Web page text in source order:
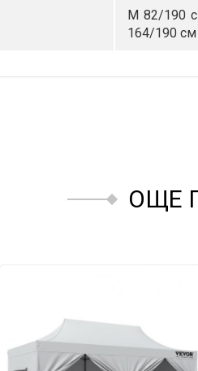
М 82/190
164/190 см
ОЩЕ